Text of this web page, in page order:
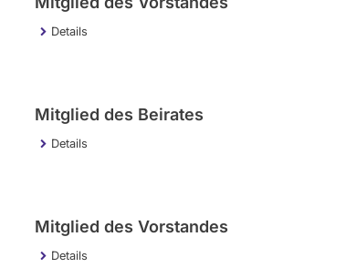
Details
Mitglied des Beirates
Details
Mitglied des Vorstandes
Details